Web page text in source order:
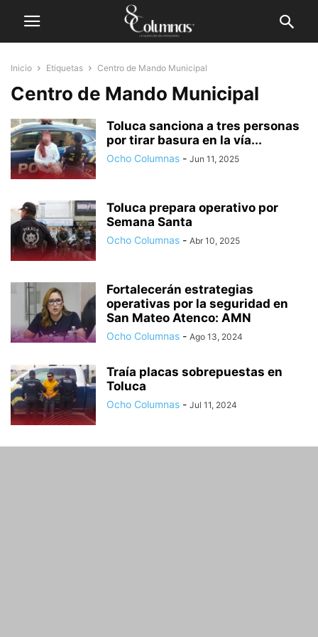
Inicio Etiquetas Centro de Mando Municipal
Centro de Mando Municipal
Toluca sanciona a tres personas
por tirar basura en la vía...
Ocho Columnas - Jun 11, 2025
Toluca prepara operativo por
Semana Santa
Ocho Columnas - Abr 10, 2025
Fortalecerán estrategias
operativas por la seguridad en
San Mateo Atenco: AMN
Ocho Columnas - Ago 13, 2024
Traía placas sobrepuestas en
Toluca
Ocho Columnas - Jul 11, 2024